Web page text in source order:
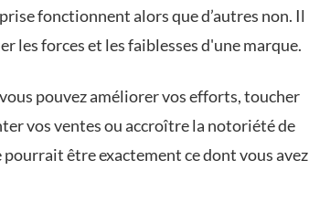
fonctionnent alors que d’autres non. Il
les forces et les faiblesses d'une marque.
pouvez améliorer vos efforts, toucher
vos ventes ou accroître la notoriété de
être exactement ce dont vous avez